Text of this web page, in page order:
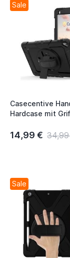
Sale
Casecentive
Hardcase mit
schwarz
14,99 €
Sale